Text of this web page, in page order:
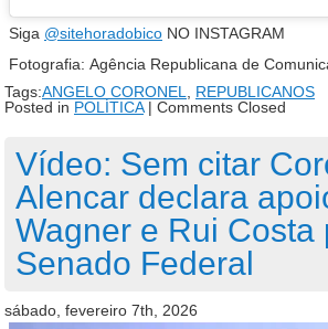
Siga @sitehoradobico NO INSTAGRAM
Fotografia: Agência Republicana de
Tags:ANGELO CORONEL
REPUBLICANOS
Posted in POLÍTICA| Comments Closed
Vídeo: Sem citar
Alencar declara
Wagner e Rui Costa
Senado Federal
sábado, fevereiro 7th, 2026